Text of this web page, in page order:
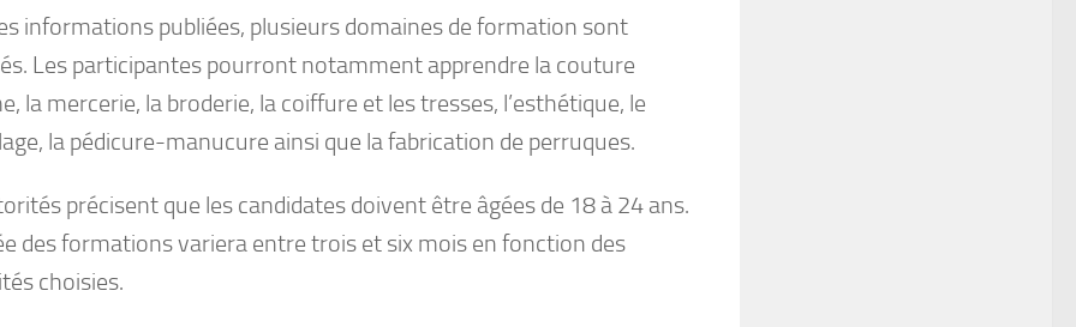
informations publiées, plusieurs domaines de formation sont
Les participantes pourront notamment apprendre la couture
la mercerie, la broderie, la coiffure et les tresses, l’esthétique, le
la pédicure-manucure ainsi que la fabrication de perruques.
précisent que les candidates doivent être âgées de 18 à 24 ans.
des formations variera entre trois et six mois en fonction des
choisies.